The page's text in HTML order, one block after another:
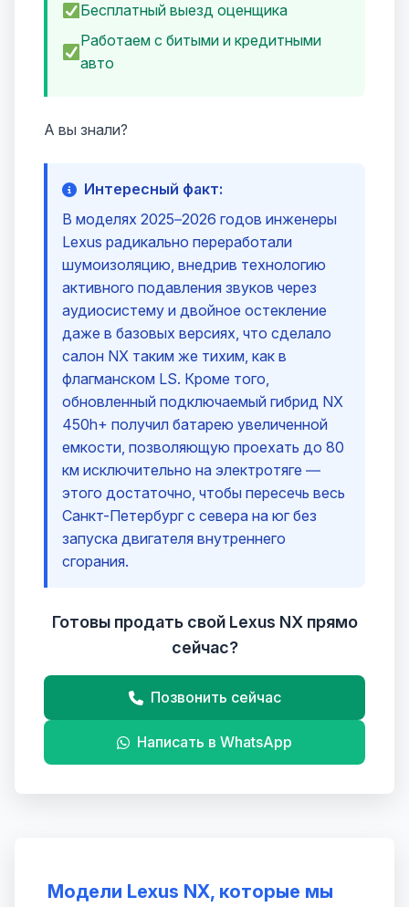
Модели Lexus NX, которые мы
Бесплатный выезд оценщика
Работаем с битыми и кредитными
авто
А вы знали?
Интересный факт:
В моделях 2025–2026 годов инженеры
Lexus радикально переработали
шумоизоляцию, внедрив технологию
активного подавления звуков через
аудиосистему и двойное остекление
даже в базовых версиях, что сделало
салон NX таким же тихим, как в
флагманском LS. Кроме того,
обновленный подключаемый гибрид NX
450h+ получил батарею увеличенной
емкости, позволяющую проехать до 80
км исключительно на электротяге —
этого достаточно, чтобы пересечь весь
Санкт-Петербург с севера на юг без
запуска двигателя внутреннего
сгорания.
Готовы продать свой Lexus NX прямо
сейчас?
Позвонить сейчас
Написать в WhatsApp